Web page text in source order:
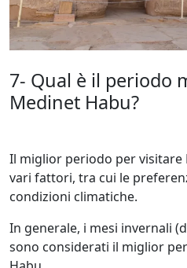
7- Qual è il periodo
Medinet Habu?
Il miglior periodo per visitare
vari fattori, tra cui le
condizioni climatiche.
In generale, i mesi invernali
sono considerati il miglior